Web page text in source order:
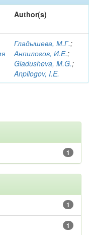
Author(s)
Гладышева, М.Г.;
Анпилогов, И.Е.;
Gladusheva, M.G.;
Anpilogov, I.E.
1
1
1